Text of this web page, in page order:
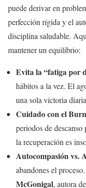
puede derivar en
perfección rígida y el
disciplina saludable.
mantener un equilibrio:
Evita la “fatiga por
hábitos a la vez. El
una sola victoria
Cuidado con el
periodos de
la recuperación es
Autocompasión vs.
abandones el
McGonigal, autora de